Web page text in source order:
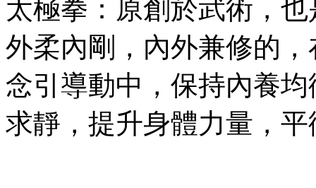
太極拳：原創於武術，
外柔內剛，內外兼修的
念引導動中，保持內養
求靜，提升身體力量，